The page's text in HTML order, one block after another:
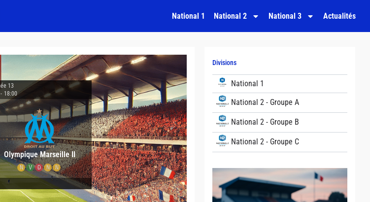
National 1 National 2 National 3 Actualités
Divisions
National 1
National 2 - Groupe A
National 2 - Groupe B
National 2 - Groupe C
13
- 18:00
Olympique Marseille II
N V D N N